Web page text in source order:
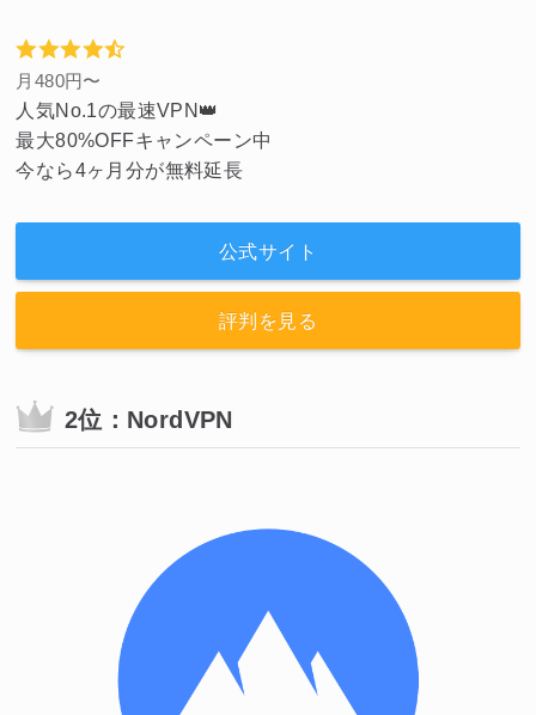
月480円〜
人気No.1の最速VPN👑
最大80%OFFキャンペーン中
今なら4ヶ月分が無料延長
公式サイト
評判を見る
2位：NordVPN